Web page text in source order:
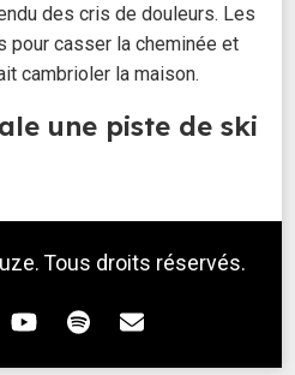
des cris de douleurs. Les
pour casser la cheminée et
cambrioler la maison.
une piste de ski
une piste rouge. Belle frayeur,
plats
. Tous droits réservés.